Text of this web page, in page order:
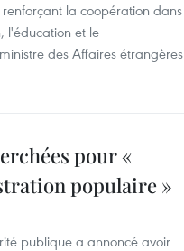
la coopération dans
l'éducation et le
des Affaires étrangères
pour «
populaire »
publique a annoncé avoir